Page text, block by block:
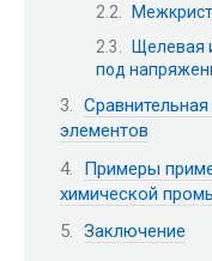
Щелевая
под
элементов
Примеры
химической
Заключение